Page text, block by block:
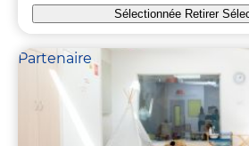
Sélectionnée Retirer
Partenaire